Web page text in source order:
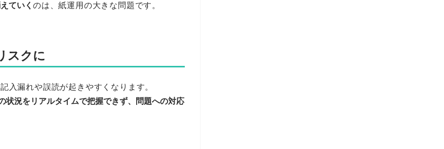
ていく のは、紙運用の大きな問題です。
スクに
入漏れや誤読が起きやすくなります。
状況をリアルタイムで把握できず、問題への対応